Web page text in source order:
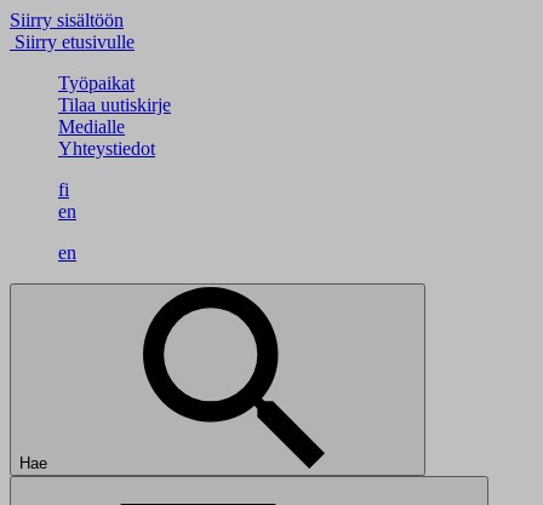
Siirry sisältöön
Siirry etusivulle
Työpaikat
Tilaa uutiskirje
Medialle
Yhteystiedot
fi
en
en
Hae